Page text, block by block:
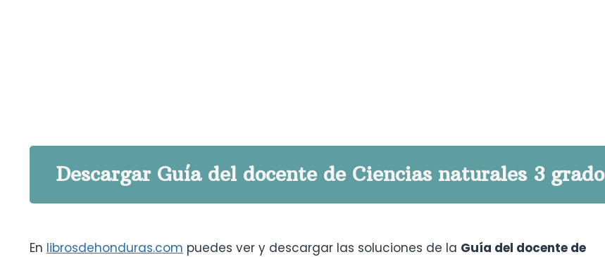
Descargar Guía del docente de Ciencias naturales 3 grado
En librosdehonduras.com puedes ver y descargar las soluciones de la Guía del docente de